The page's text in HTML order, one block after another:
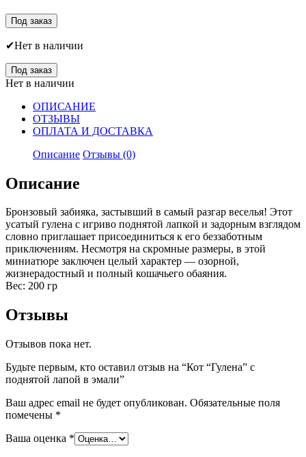
Под заказ
Нет в наличии
Под заказ
Нет в наличии
ОПИСАНИЕ
ОТЗЫВЫ
ОПЛАТА И ДОСТАВКА
Описание Отзывы (0)
Описание
Бронзовый забияка, застывший в самый разгар веселья! Этот
усатый гулена с игриво поднятой лапкой и задорным взглядом
словно приглашает присоединиться к его беззаботным
приключениям. Несмотря на скромные размеры, в этой
миниатюре заключен целый характер — озорной,
жизнерадостный и полный кошачьего обаяния.
Вес: 200 гр
Отзывы
Отзывов пока нет.
Будьте первым, кто оставил отзыв на “Кот “Гулена” с
поднятой лапой в эмали”
Ваш адрес email не будет опубликован. Обязательные поля
помечены *
Ваша оценка *